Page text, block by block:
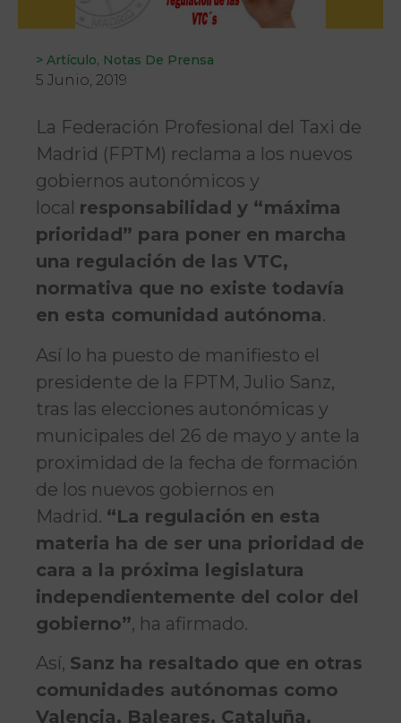
> Artículo, Notas De Prensa
5 Junio, 2019
La Federación Profesional del Taxi de
Madrid (FPTM) reclama a los nuevos
gobiernos autonómicos y
local responsabilidad y “máxima
prioridad” para poner en marcha
una regulación de las VTC,
normativa que no existe todavía
en esta comunidad autónoma.
Así lo ha puesto de manifiesto el
presidente de la FPTM, Julio Sanz,
tras las elecciones autonómicas y
municipales del 26 de mayo y ante la
proximidad de la fecha de formación
de los nuevos gobiernos en
Madrid. “La regulación en esta
materia ha de ser una prioridad de
cara a la próxima legislatura
independientemente del color del
gobierno”, ha afirmado.
Así, Sanz ha resaltado que en otras
comunidades autónomas como
Valencia, Baleares, Cataluña,